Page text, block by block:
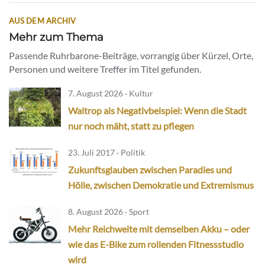
AUS DEM ARCHIV
Mehr zum Thema
Passende Ruhrbarone-Beiträge, vorrangig über Kürzel, Orte,
Personen und weitere Treffer im Titel gefunden.
7. August 2026 · Kultur
Waltrop als Negativbeispiel: Wenn die Stadt
nur noch mäht, statt zu pflegen
23. Juli 2017 · Politik
Zukunftsglauben zwischen Paradies und
Hölle, zwischen Demokratie und Extremismus
8. August 2026 · Sport
Mehr Reichweite mit demselben Akku – oder
wie das E-Bike zum rollenden Fitnessstudio
wird